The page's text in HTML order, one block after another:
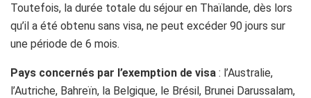
Toutefois, la durée totale du séjour en Thaïlande, dès lors
qu’il a été obtenu sans visa, ne peut excéder 90 jours sur
une période de 6 mois.
Pays concernés par l’exemption de visa : l’Australie,
l’Autriche, Bahreïn, la Belgique, le Brésil, Brunei Darussalam,